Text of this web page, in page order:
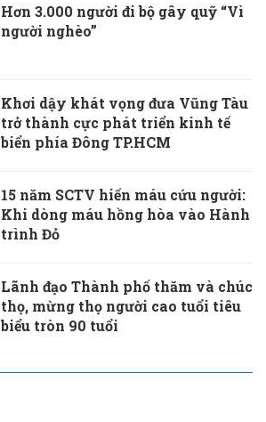
Hơn 3.000 người đi bộ gây quỹ “Vì
người nghèo”
Khơi dậy khát vọng đưa Vũng Tàu
trở thành cực phát triển kinh tế
biển phía Đông TP.HCM
15 năm SCTV hiến máu cứu người:
Khi dòng máu hồng hòa vào Hành
trình Đỏ
Lãnh đạo Thành phố thăm và chúc
thọ, mừng thọ người cao tuổi tiêu
biểu tròn 90 tuổi